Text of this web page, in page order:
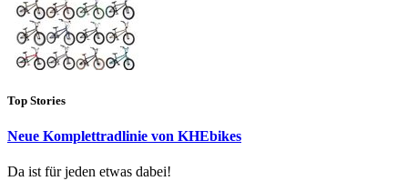
Top Stories
Neue Komplettradlinie von KHEbikes
Da ist für jeden etwas dabei!